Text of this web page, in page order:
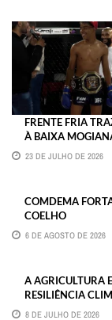
FRENTE FRIA
À BAIXA
23 DE JULHO DE 2026
COMDEMA
COELHO
6 DE AGOSTO DE 2026
A AGRICULTURA
RESILIÊNCIA
8 DE JULHO DE 2026